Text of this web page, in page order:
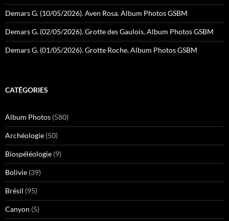
Demars G. (10/05/2026). Aven Rosa. Album Photos GSBM
Demars G. (02/05/2026). Grotte des Gaulois. Album Photos GSBM
Demars G. (01/05/2026). Grotte Roche. Album Photos GSBM
CATÉGORIES
Album Photos (580)
Archéologie (50)
Biospéléologie (9)
Bolivie (39)
Brésil (95)
Canyon (5)